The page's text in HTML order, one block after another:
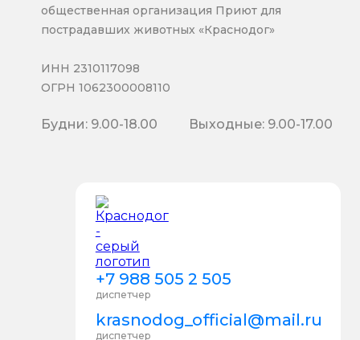
+7 988 505 2 505
диспетчер
krasnodog_official@mail.ru
диспетчер
общественная организация Приют для
пострадавших животных «Краснодог»
ИНН 2310117098
ОГРН 1062300008110
Будни: 9.00-18.00 Выходные: 9.00-17.00